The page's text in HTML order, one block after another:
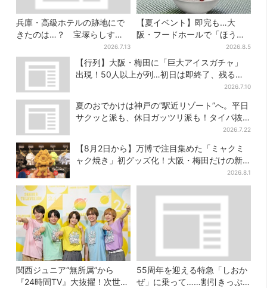
兵庫・高級ホテルの跡地にで
きたのは…？ 宝塚らしすぎ
る“豪華スーパー”を調査2026.7.13
【夏イベント】即完も…大
阪・フードホールで「ほうせ
き箱」の“限定かき氷”が復
活！一夜限りの盆踊りも
2026.8.5
【行列】大阪・梅田に「巨大アイスガチャ」
出現！50人以上が列…初日は即終了、残る開
2026.7.10
夏のおでかけは神戸の”駅近リゾート”へ。平日
サクッと派も、休日ガッツリ派も！タイパ抜
2026.7.22
【8月2日から】万博で注目集めた「ミャクミ
ャク焼き」初グッズ化！大阪・梅田だけの新
2026.8.1
関西ジュニア“無所属”から
『24時間TV』大抜擢！次世代
55周年を迎える特急「しおか
ぜ」に乗って……割引きっぷ